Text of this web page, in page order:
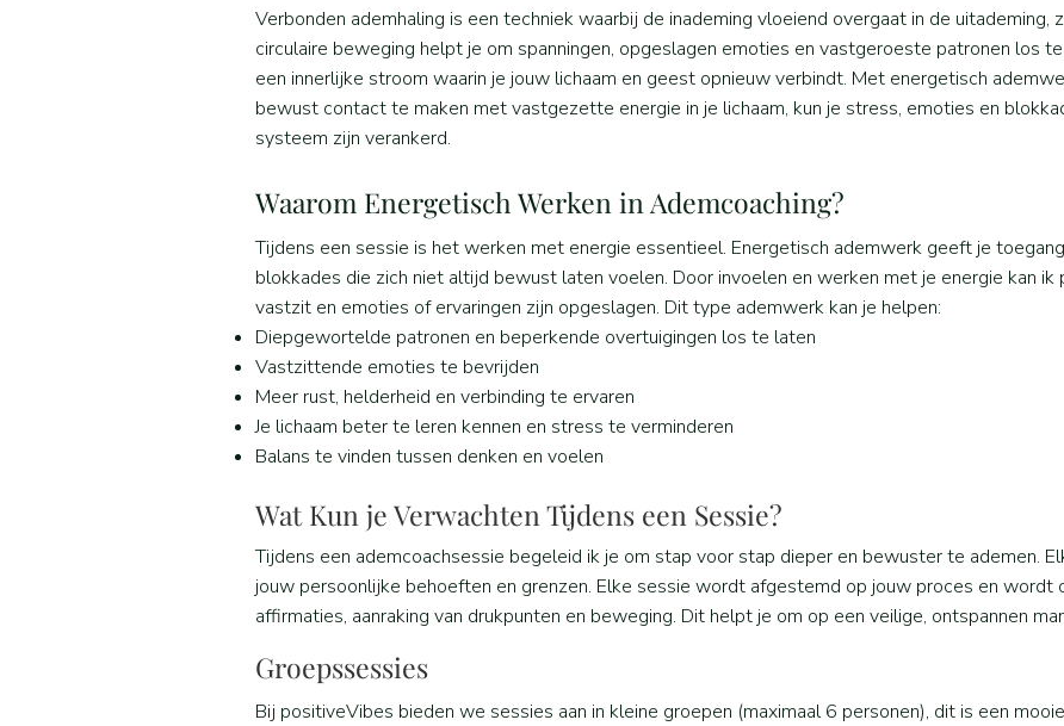
Verbonden ademhaling is een techniek waarbij de inademing vloeiend overgaat in de uitademing,
circulaire beweging helpt je om spanningen, opgeslagen emoties en vastgeroeste patronen los
een innerlijke stroom waarin je jouw lichaam en geest opnieuw verbindt. Met energetisch
bewust contact te maken met vastgezette energie in je lichaam, kun je stress, emoties en
systeem zijn verankerd.
Waarom Energetisch Werken in Ademcoaching?
Tijdens een sessie is het werken met energie essentieel. Energetisch ademwerk geeft je
blokkades die zich niet altijd bewust laten voelen. Door invoelen en werken met je energie kan ik
vastzit en emoties of ervaringen zijn opgeslagen. Dit type ademwerk kan je helpen:
Diepgewortelde patronen en beperkende overtuigingen los te laten
Vastzittende emoties te bevrijden
Meer rust, helderheid en verbinding te ervaren
Je lichaam beter te leren kennen en stress te verminderen
Balans te vinden tussen denken en voelen
Wat Kun je Verwachten Tijdens een Sessie?
Tijdens een ademcoachsessie begeleid ik je om stap voor stap dieper en bewuster te ademen.
jouw persoonlijke behoeften en grenzen. Elke sessie wordt afgestemd op jouw proces en wordt
affirmaties, aanraking van drukpunten en beweging. Dit helpt je om op een veilige, ontspannen
Groepssessies
Bij positiveVibes bieden we sessies aan in kleine groepen (maximaal 6 personen), dit is een